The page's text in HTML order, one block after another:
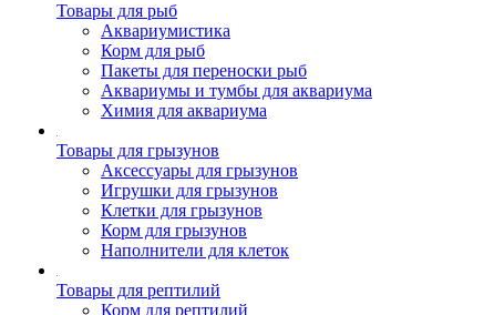
Товары для рыб
Аквариумистика
Корм для рыб
Пакеты для переноски рыб
Аквариумы и тумбы для аквариума
Химия для аквариума
Товары для грызунов
Аксессуары для грызунов
Игрушки для грызунов
Клетки для грызунов
Корм для грызунов
Наполнители для клеток
Товары для рептилий
Корм для рептилий